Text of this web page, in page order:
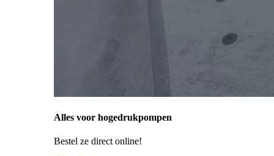
Alles voor hogedrukpompen
Bestel ze direct online!